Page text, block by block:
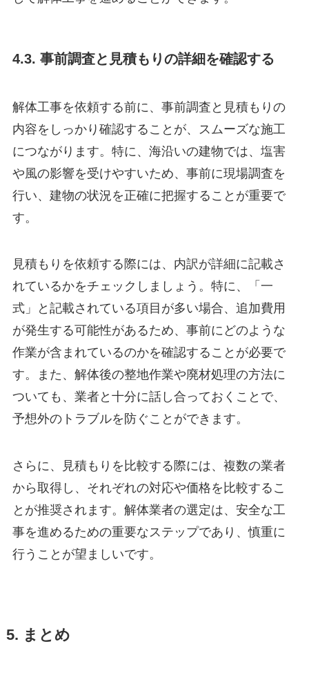
4.3. 事前調査と見積もりの詳細を確認する
解体工事を依頼する前に、事前調査と見積もりの
内容をしっかり確認することが、スムーズな施工
につながります。特に、海沿いの建物では、塩害
や風の影響を受けやすいため、事前に現場調査を
行い、建物の状況を正確に把握することが重要で
す。
見積もりを依頼する際には、内訳が詳細に記載さ
れているかをチェックしましょう。特に、「一
式」と記載されている項目が多い場合、追加費用
が発生する可能性があるため、事前にどのような
作業が含まれているのかを確認することが必要で
す。また、解体後の整地作業や廃材処理の方法に
ついても、業者と十分に話し合っておくことで、
予想外のトラブルを防ぐことができます。
さらに、見積もりを比較する際には、複数の業者
から取得し、それぞれの対応や価格を比較するこ
とが推奨されます。解体業者の選定は、安全な工
事を進めるための重要なステップであり、慎重に
行うことが望ましいです。
5. まとめ